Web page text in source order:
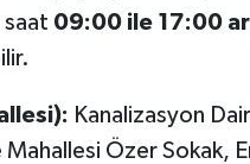
saat 09:00 ile 17:00
Kanalizasyon
Mahallesi Özer Sokak,